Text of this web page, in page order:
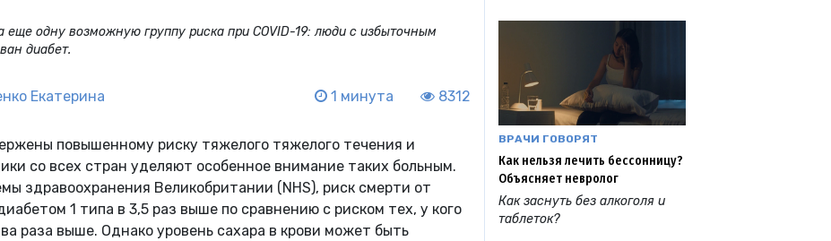
еще одну возможную группу риска при COVID-19: люди с избыточным
диабет.
Екатерина 1 минута 8312
повышенному риску тяжелого тяжелого течения и
со всех стран уделяют особенное внимание таких больным.
здравоохранения Великобритании (NHS), риск смерти от
1 типа в 3,5 раз выше по сравнению с риском тех, у кого
раза выше. Однако уровень сахара в крови может быть
ВРАЧИ ГОВОРЯТ
Как нельзя лечить бессонницу?
Объясняет невролог
Как заснуть без алкоголя и
таблеток?